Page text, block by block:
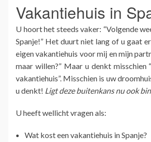
Vakantiehuis in
U hoort het steeds vaker: “Volgende
Spanje!” Het duurt niet lang of u gaat
eigen vakantiehuis voor mij en mijn
maar willen?” Maar u denkt
vakantiehuis”. Misschien is uw
u denkt! Ligt deze buitenkans nu ook
U heeft wellicht vragen als:
Wat kost een vakantiehuis in Spanje?